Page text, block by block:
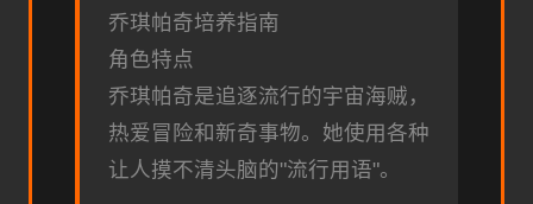
乔琪帕奇培养指南
角色特点
乔琪帕奇是追逐流行的宇宙海贼，
热爱冒险和新奇事物。她使用各种
让人摸不清头脑的"流行用语"。